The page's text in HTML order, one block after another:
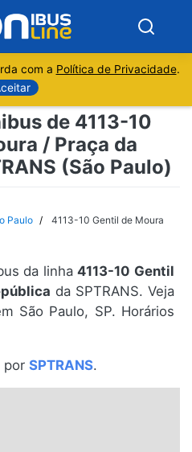
com a Política de Privacidade.
de 4113-10
/ Praça da
(São Paulo)
Paulo
4113-10 Gentil de Moura
da linha4113-10 Gentil
da SPTRANS. Veja
São Paulo, SP. Horários
por SPTRANS.